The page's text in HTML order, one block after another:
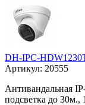
DH-IPC-
Артикул: 20555
Антивандальная
подсветка до 30м.,